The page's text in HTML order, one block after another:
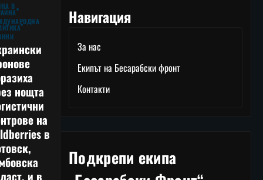
В
нощта
на
в
и в
Навигация
За нас
Екипът на Бесарабски фронт
Контакти
Подкрепи екипа